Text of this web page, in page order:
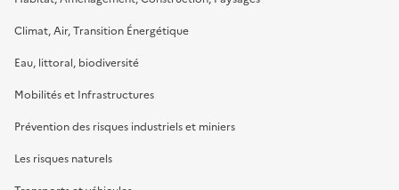
Climat, Air, Transition Énergétique
Eau, littoral, biodiversité
Mobilités et Infrastructures
Prévention des risques industriels et miniers
Les risques naturels